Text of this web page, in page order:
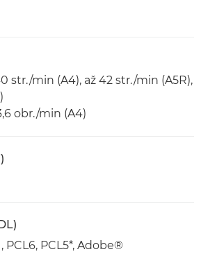
str./min (A4), až 42 str./min (A5R),
obr./min (A4)
PCL6, PCL5*, Adobe®